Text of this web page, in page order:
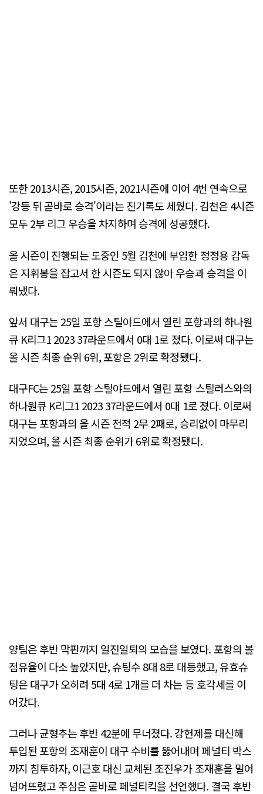
또한 2013시즌, 2015시즌, 2021시즌에 이어 4번 연속으로
'강등 뒤 곧바로 승격'이라는 진기록도 세웠다. 김천은 4시즌
모두 2부 리그 우승을 차지하며 승격에 성공했다.
올 시즌이 진행되는 도중인 5월 김천에 부임한 정정용 감독
은 지휘봉을 잡고서 한 시즌도 되지 않아 우승과 승격을 이
뤄냈다.
앞서 대구는 25일 포항 스틸야드에서 열린 포항과의 하나원
큐 K리그1 2023 37라운드에서 0대 1로 졌다. 이로써 대구는
올 시즌 최종 순위 6위, 포항은 2위로 확정됐다.
대구FC는 25일 포항 스틸야드에서 열린 포항 스틸러스와의
하나원큐 K리그1 2023 37라운드에서 0대 1로 졌다. 이로써
대구는 포항과의 올 시즌 전적 2무 2패로, 승리없이 마무리
지었으며, 올 시즌 최종 순위가 6위로 확정됐다.
양팀은 후반 막판까지 일진일퇴의 모습을 보였다. 포항의 볼
점유율이 다소 높았지만, 슈팅수 8대 8로 대등했고, 유효슈
팅은 대구가 오히려 5대 4로 1개를 더 차는 등 호각세를 이
어갔다.
그러나 균형추는 후반 42분에 무너졌다. 강헌제를 대신해
투입된 포항의 조재훈이 대구 수비를 뚫어내며 페널티 박스
까지 침투하자, 이근호 대신 교체된 조진우가 조재훈을 밀어
넘어뜨렸고 주심은 곧바로 페널티킥을 선언했다. 결국 후반